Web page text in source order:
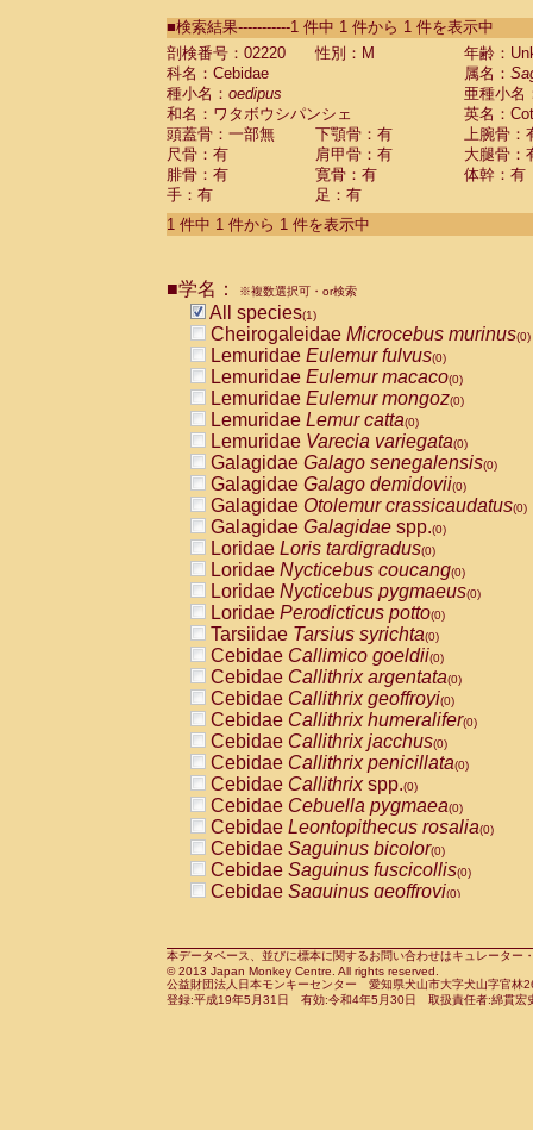
CebidaeSaguinus labiatus(0)
Cebidae Saguinus leucopus (0)
Cebidae
Cebidae
CebidaeSaguinus nigricollis (0)
Cebidae Saguinus oedipus
Cebidae Saguinus weddelli
Cebidae Saguinusspp.
Cebidae Aotus trivirgatus
Cebidae Cebus albifrons
CebidaeCebus nigrivittatus
CebidaeCebus
CebidaeSaimiri boliviensis(0)
CebidaeSaimiri sciureus(0)
AtelidaeAlouatta caraya(0)
AtelidaeAlouatta fusca(0)
AtelidaeAlouatta seniculus
AtelidaeAlouattaspp.(0)
AtelidaeAteles belzebuth(0)
AtelidaeAteles geoffroyi(0)
AtelidaeAteles paniscus(0)
AtelidaeAtelesspp.(0)
Atelidae Lagothrix lagothricha
AtelidaeLagothrix lagothricha cana
PitheciidaeCacajao calvus
PitheciidaeCallicebus cupreus
PitheciidaeCallicebus donacophilus
PitheciidaeCallicebus moloch
PitheciidaeCallicebus torquatus
PitheciidaeCallicebusspp.(0)
PitheciidaeChiropotes satanas(0)
PitheciidaePithecia monachus
PitheciidaePithecia pithecia(0)
CercopithecidaeCercocebus agilis
CercopithecidaeCercocebus
CercopithecidaeCercocebus
CercopithecidaeCercocebus
CercopithecidaeCercocebus
CercopithecidaeCercocebushybrid
CercopithecidaePapio anubis(0)
CercopithecidaePapio cynocephalus
CercopithecidaePapio hamadryas(0)
■検索結果-----------1 件中 1 件から 1 件を表示中
剖検番号：02220
性別：M
年齢：
科名：Cebidae
属名：
種小名： oedipus
亜種小名
和名：ワタボウシパンシェ
英名：
頭蓋骨：一部無
下顎骨：有
上腕骨：
尺骨：有
肩甲骨：有
大腿骨：
腓骨：有
寛骨：有
体幹：有
手：有
足：有
1 件中 1 件から 1 件を表示中
■学名： ※複数選択可・or検索
All species(1)
Cheirogaleidae Microcebus murinus(0)
Lemuridae Eulemur fulvus(0)
Lemuridae Eulemur macaco(0)
Lemuridae Eulemur mongoz(0)
Lemuridae Lemur catta(0)
Lemuridae Varecia variegata(0)
Galagidae Galago senegalensis(0)
Galagidae Galago demidovii(0)
Galagidae Otolemur crassicaudatus(0)
Galagidae Galagidae spp.(0)
Loridae Loris tardigradus(0)
Loridae Nycticebus coucang(0)
Loridae Nycticebus pygmaeus(0)
Loridae Perodicticus potto(0)
Tarsiidae Tarsius syrichta(0)
Cebidae Callimico goeldii(0)
Cebidae Callithrix argentata(0)
Cebidae Callithrix geoffroyi(0)
Cebidae Callithrix humeralifer(0)
Cebidae Callithrix jacchus(0)
Cebidae Callithrix penicillata(0)
Cebidae Callithrixspp.(0)
Cebidae Cebuella pygmaea(0)
Cebidae Leontopithecus rosalia(0)
Cebidae Saguinus bicolor(0)
Cebidae Saguinus fuscicollis(0)
Cebidae Saguinus geoffroyi(0)
CebidaeSaguinus leucopus(0)
CebidaeSaguinus midas(0)
Cebidae Saguinus mystax(0)
本データベース、並びに標本に関するお問い合わせはキュレータ
© 2013 Japan Monkey Centre. All rights reserved.
公益財団法人日本モンキーセンター 愛知県犬山市大字犬山字官
登録:平成19年5月31日 有効:令和4年5月30日 取扱責任者:綿貫宏